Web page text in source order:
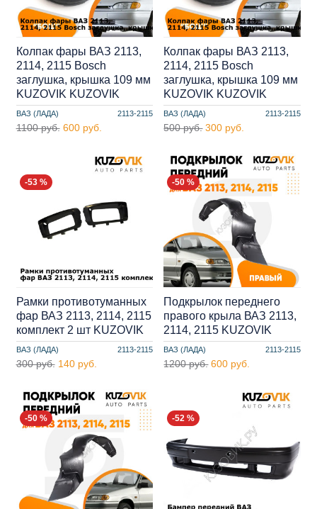
ВАЗ (ЛАДА) 2113-2115
Колпак фары ВАЗ 2113,
2114, 2115 Bosch
заглушка, крышка 109 мм
KUZOVIK KUZOVIK
1100 руб. 600 руб.
ВАЗ (ЛАДА) 2113-2115
Колпак фары ВАЗ 2113,
2114, 2115 Bosch
заглушка, крышка 109 мм
KUZOVIK KUZOVIK
500 руб. 300 руб.
-53 %
ВАЗ (ЛАДА) 2113-2115
Рамки противотуманных
фар ВАЗ 2113, 2114, 2115
комплект 2 шт KUZOVIK
300 руб. 140 руб.
-50 %
ВАЗ (ЛАДА) 2113-2115
Подкрылок переднего
правого крыла ВАЗ 2113,
2114, 2115 KUZOVIK
1200 руб. 600 руб.
-50 % -52 %